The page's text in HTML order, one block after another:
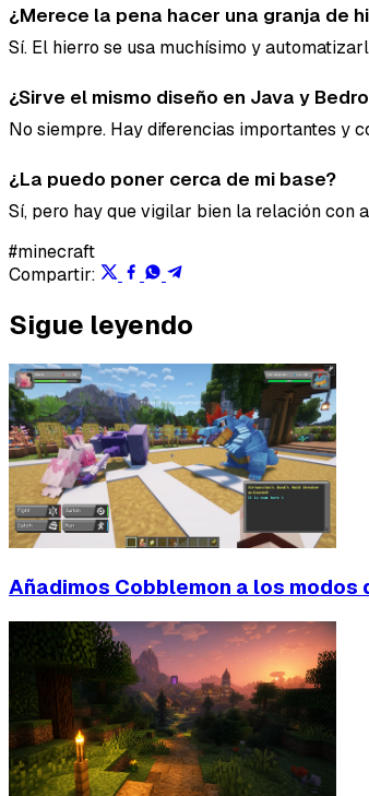
¿Merece la pena hacer una granja de
Sí. El hierro se usa muchísimo y
¿Sirve el mismo diseño en Java y
No siempre. Hay diferencias importantes y
¿La puedo poner cerca de mi base?
Sí, pero hay que vigilar bien la relación con
#minecraft
Compartir:
Sigue leyendo
Añadimos Cobblemon a los